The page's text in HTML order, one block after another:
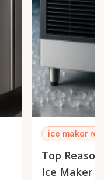
ice maker
Top
Ice Maker